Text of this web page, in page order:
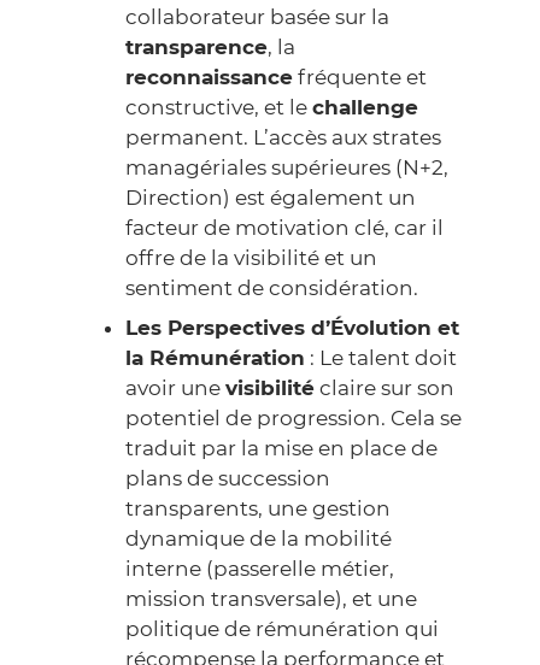
collaborateur basée sur la
transparence, la
reconnaissance fréquente et
constructive, et le challenge
permanent. L’accès aux strates
managériales supérieures (N+2,
Direction) est également un
facteur de motivation clé, car il
offre de la visibilité et un
sentiment de considération.
Les Perspectives d’Évolution et
la Rémunération : Le talent doit
avoir une visibilité claire sur son
potentiel de progression. Cela se
traduit par la mise en place de
plans de succession
transparents, une gestion
dynamique de la mobilité
interne (passerelle métier,
mission transversale), et une
politique de rémunération qui
récompense la performance et